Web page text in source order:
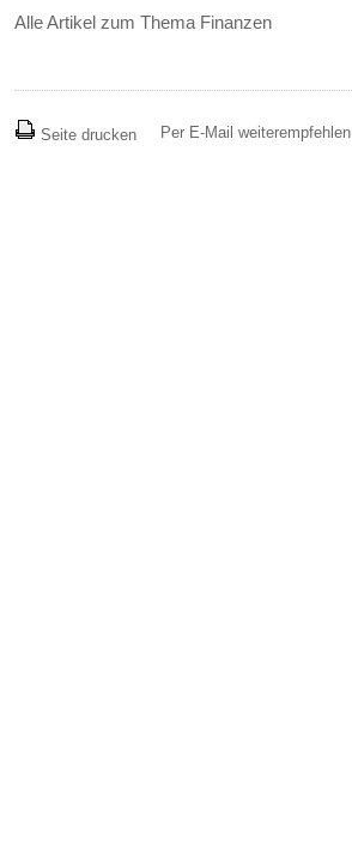
Alle Artikel zum Thema Finanzen
Seite drucken Per E-Mail weiterempfehlen